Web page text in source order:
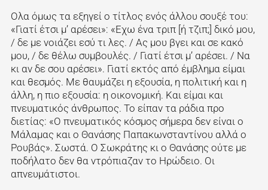
Ολα όμως τα εξηγεί ο τίτλος ενός άλλου σουξέ του:
«Γιατί έτσι μ’ αρέσει»: «Εχω ένα τριπ [ή τζιπ;] δικό μου,
/ δε με νοιάζει εσύ τι λες. / Ας μου βγει και σε κακό
μου, / δε θέλω συμβουλές. / Γιατί έτσι μ’ αρέσει. / Να
κι αν δε σου αρέσει». Γιατί εκτός από έμβλημα είμαι
και θεσμός. Με θαυμάζει η εξουσία, η πολιτική και η
άλλη, η πιο εξουσία: η οικονομική. Και είμαι και
πνευματικός άνθρωπος. Το είπαν τα ράδια προ
διετίας: «Ο πνευματικός κόσμος σήμερα δεν είναι ο
Μάλαμας και ο Θανάσης Παπακωνσταντίνου αλλά ο
Ρουβάς». Σωστά. Ο Σωκράτης κι ο Θανάσης ούτε με
ποδήλατο δεν θα ντρόπιαζαν το Ηρώδειο. Οι
απνευμάτιστοι.